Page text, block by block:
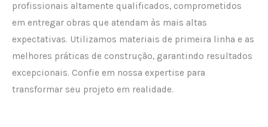
profissionais altamente qualificados, comprometidos
em entregar obras que atendam às mais altas
expectativas. Utilizamos materiais de primeira linha e as
melhores práticas de construção, garantindo resultados
excepcionais. Confie em nossa expertise para
transformar seu projeto em realidade.